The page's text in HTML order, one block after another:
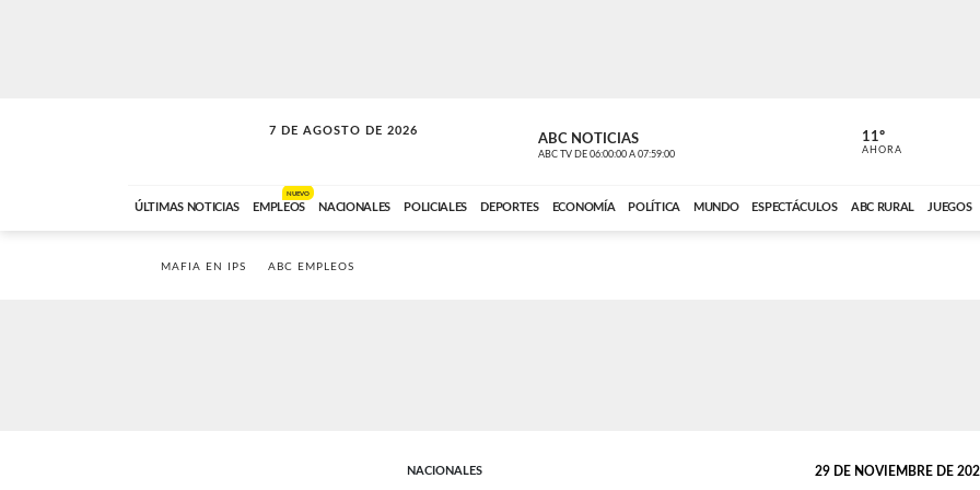
7 DE AGOSTO DE 2026
LA INCONDICIONAL ABC NOTICIAS
ABC TV DE 06:00:00 A 07:59:00 ABC CARDINAL
11º
AHORA
ÚLTIMAS NOTICIAS EMPLEOS
NUEVO
NACIONALES POLICIALES DEPORTES ECONOMÍA POLÍTICA MUNDO ESPECTÁCULOS ABC RURAL JUEGOS
MAFIA EN IPS ABC EMPLEOS
NACIONALES 29 DE NOVIEMBRE DE